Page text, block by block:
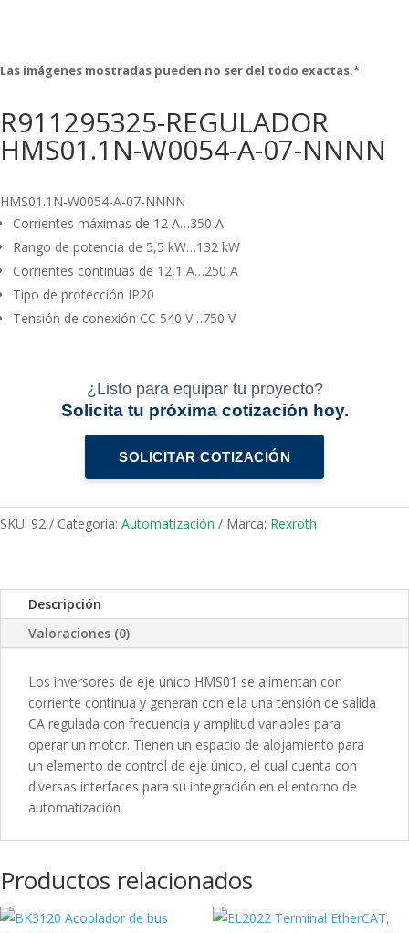
Las imágenes mostradas pueden no ser del todo exactas.*
R911295325-REGULADOR
HMS01.1N-W0054-A-07-NNNN
HMS01.1N-W0054-A-07-NNNN
Corrientes máximas de 12 A…350 A
Rango de potencia de 5,5 kW…132 kW
Corrientes continuas de 12,1 A…250 A
Tipo de protección IP20
Tensión de conexión CC 540 V…750 V
¿Listo para equipar tu proyecto?
Solicita tu próxima cotización hoy.
SOLICITAR COTIZACIÓN
SKU: 92 Categoría: Automatización Marca: Rexroth
Descripción
Valoraciones (0)
Los inversores de eje único HMS01 se alimentan con
corriente continua y generan con ella una tensión de salida
CA regulada con frecuencia y amplitud variables para
operar un motor. Tienen un espacio de alojamiento para
un elemento de control de eje único, el cual cuenta con
diversas interfaces para su integración en el entorno de
automatización.
Productos relacionados